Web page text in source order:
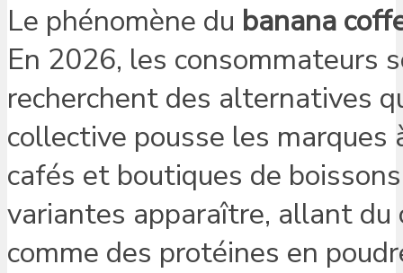
Le phénomène du banana
En 2026, les consommateurs
recherchent des alternatives
collective pousse les
cafés et boutiques de
variantes apparaître, allant du
comme des protéines en